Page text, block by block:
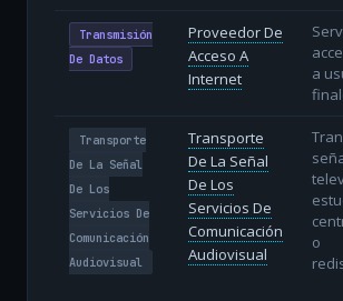
Transmisión
De Datos
Proveedor De
Acceso A
Internet
a
Transporte
De La Señal
De Los
Servicios De
Comunicación
Audiovisual
Transporte
De La Señal
De Los
Servicios De
Comunicación
Audiovisual
o